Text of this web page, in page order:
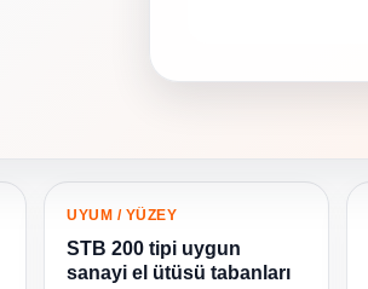
UYUM / YÜZEY
STB 200 tipi uygun
sanayi el ütüsü tabanları